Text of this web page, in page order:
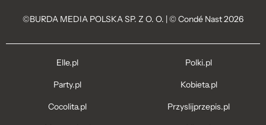
©BURDA MEDIA POLSKA SP. Z O. O. | © Condé Nast 2026
Elle.pl
Party.pl
Cocolita.pl
Polki.pl
Kobieta.pl
Przyslijprzepis.pl